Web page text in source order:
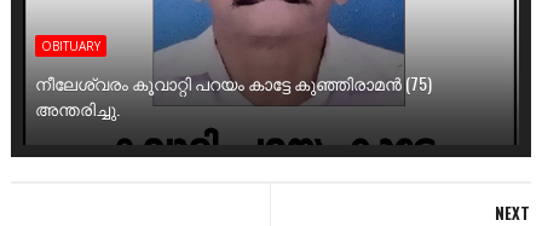
OBITUARY
നീലേശ്വരം കൂവാറ്റി പറയം കാട്ടേ കുഞ്ഞിരാമൻ (75)
അന്തരിച്ചു.
NEXT